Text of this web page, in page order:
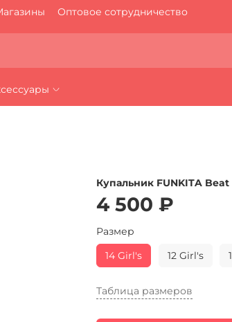
Оптовое сотрудничество
Купальник FUNKITA
4 500 ₽
Таблица размеров
Размер
14 Girl's
12 Girl's